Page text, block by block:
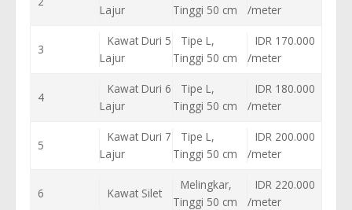
Lajur
Tinggi 50 cm
/meter
3
Kawat Duri 5
Lajur
Tipe L,
Tinggi 50 cm
IDR 170.000
/meter
4
Kawat Duri 6
Lajur
Tipe L,
Tinggi 50 cm
IDR 180.000
/meter
5
Kawat Duri 7
Lajur
Tipe L,
Tinggi 50 cm
IDR 200.000
/meter
6 Kawat Silet
Melingkar,
Tinggi 50 cm
IDR 220.000
/meter